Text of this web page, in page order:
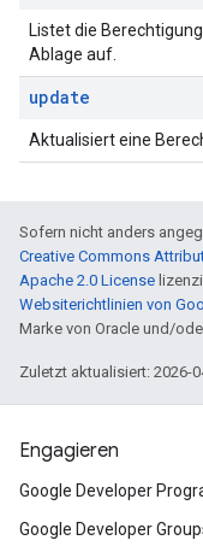
Listet die
Ablage auf.
update
Aktualisiert eine
Sofern nicht anders
Creative Commons
Apache 2.0 License
Websiterichtlinien von
Marke von Oracle und/
Zuletzt aktualisiert: 2026-
Engagieren
Google Developer
Google Developer